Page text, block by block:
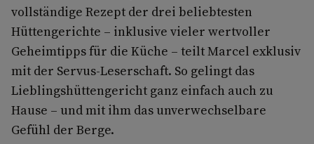
vollständige Rezept der drei beliebtesten
Hüttengerichte – inklusive vieler wertvoller
Geheimtipps für die Küche – teilt Marcel exklusiv
mit der Servus-Leserschaft. So gelingt das
Lieblingshüttengericht ganz einfach auch zu
Hause – und mit ihm das unverwechselbare
Gefühl der Berge.